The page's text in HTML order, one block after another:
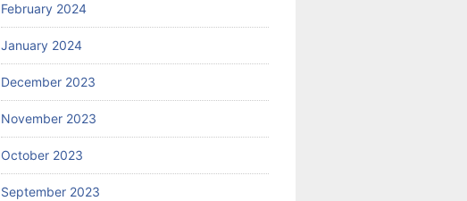
February 2024
January 2024
December 2023
November 2023
October 2023
September 2023